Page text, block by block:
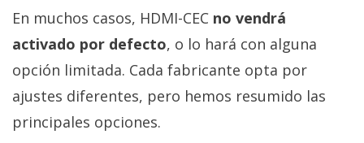
En muchos casos, HDMI-CEC no vendrá
activado por defecto, o lo hará con alguna
opción limitada. Cada fabricante opta por
ajustes diferentes, pero hemos resumido las
principales opciones.